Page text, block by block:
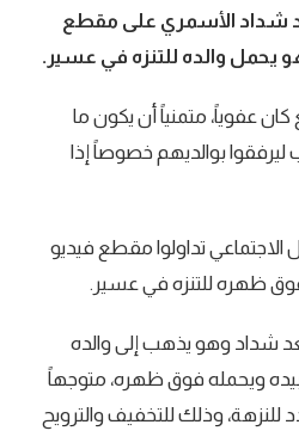
شداد الأسمري على مقطع
يحمل والده للتنزه في عسير.
عفوياً، متمنياً أن يكون ما
ليرفقوا بوالديهم خصوصاً إذا
الاجتماعي تداولوا مقطع فيديو
ظهره للتنزه في عسير.
شداد وهو يذهب إلى والده
بيده ويحمله فوق ظهره، متوجهاً
للنزهة، وذلك للتخفيف والترويح